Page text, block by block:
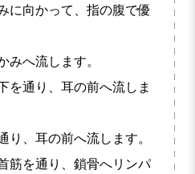
に向かって、指の腹で優
みへ流します。
を通り、耳の前へ流しま
り、耳の前へ流します。
筋を通り、鎖骨へリンパ